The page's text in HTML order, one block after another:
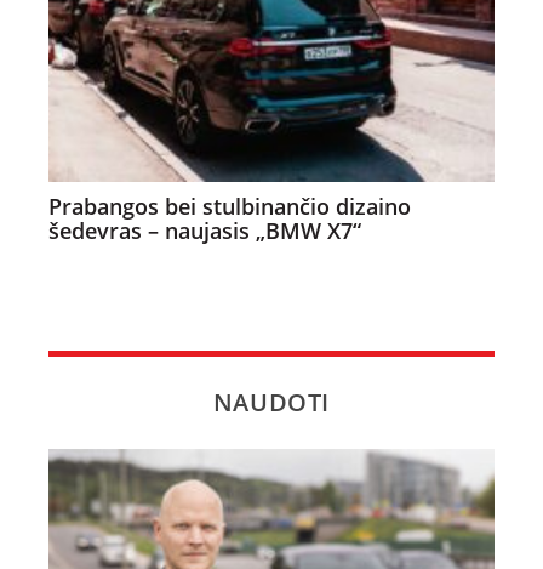
Prabangos bei stulbinančio dizaino
šedevras – naujasis „BMW X7“
NAUDOTI